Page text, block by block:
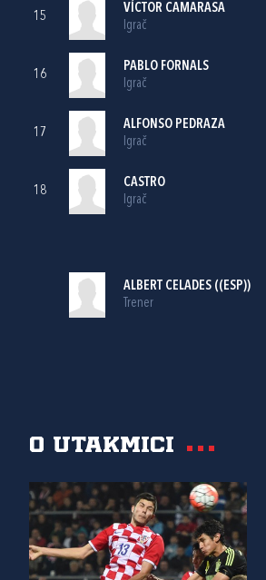
15
VÍCTOR CAMARASA
Igrač
16
PABLO FORNALS
Igrač
17
ALFONSO PEDRAZA
Igrač
18
CASTRO
Igrač
ALBERT CELADES ((ESP))
Trener
O utakmici